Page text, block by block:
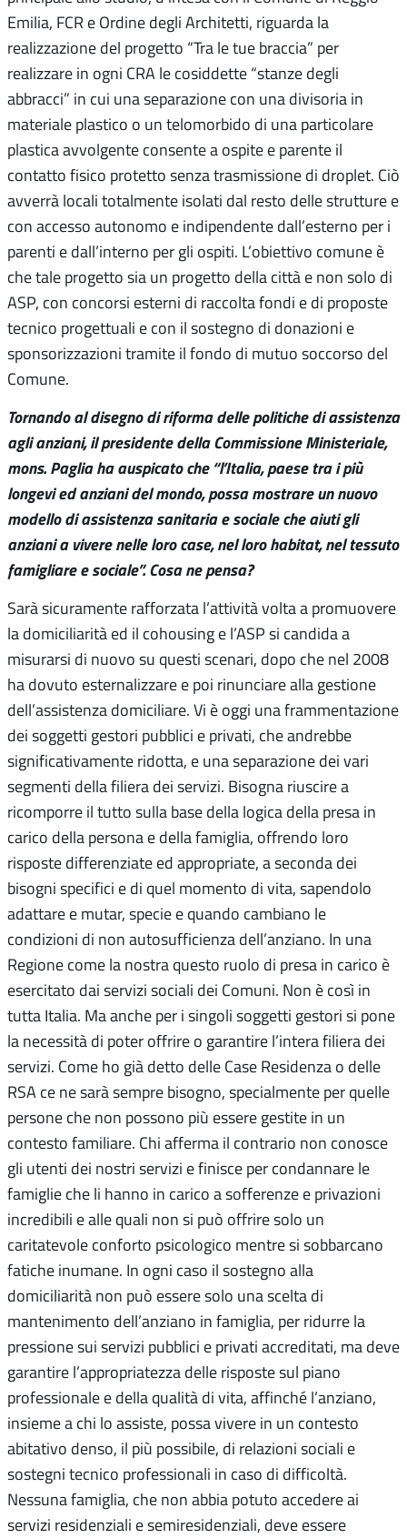
Emilia, FCR e Ordine degli Architetti, riguarda la
realizzazione del progetto “Tra le tue braccia” per
realizzare in ogni CRA le cosiddette “stanze degli
abbracci” in cui una separazione con una divisoria in
materiale plastico o un telomorbido di una particolare
plastica avvolgente consente a ospite e parente il
contatto fisico protetto senza trasmissione di droplet. Ciò
avverrà locali totalmente isolati dal resto delle strutture e
con accesso autonomo e indipendente dall’esterno per i
parenti e dall’interno per gli ospiti. L’obiettivo comune è
che tale progetto sia un progetto della città e non solo di
ASP, con concorsi esterni di raccolta fondi e di proposte
tecnico progettuali e con il sostegno di donazioni e
sponsorizzazioni tramite il fondo di mutuo soccorso del
Comune.
Tornando al disegno di riforma delle politiche di assistenza
agli anziani, il presidente della Commissione Ministeriale,
mons. Paglia ha auspicato che “l’Italia, paese tra i più
longevi ed anziani del mondo, possa mostrare un nuovo
modello di assistenza sanitaria e sociale che aiuti gli
anziani a vivere nelle loro case, nel loro habitat, nel tessuto
famigliare e sociale”. Cosa ne pensa?
Sarà sicuramente rafforzata l’attività volta a promuovere
la domiciliarità ed il cohousing e l’ASP si candida a
misurarsi di nuovo su questi scenari, dopo che nel 2008
ha dovuto esternalizzare e poi rinunciare alla gestione
dell’assistenza domiciliare. Vi è oggi una frammentazione
dei soggetti gestori pubblici e privati, che andrebbe
significativamente ridotta, e una separazione dei vari
segmenti della filiera dei servizi. Bisogna riuscire a
ricomporre il tutto sulla base della logica della presa in
carico della persona e della famiglia, offrendo loro
risposte differenziate ed appropriate, a seconda dei
bisogni specifici e di quel momento di vita, sapendolo
adattare e mutar, specie e quando cambiano le
condizioni di non autosufficienza dell’anziano. In una
Regione come la nostra questo ruolo di presa in carico è
esercitato dai servizi sociali dei Comuni. Non è così in
tutta Italia. Ma anche per i singoli soggetti gestori si pone
la necessità di poter offrire o garantire l’intera filiera dei
servizi. Come ho già detto delle Case Residenza o delle
RSA ce ne sarà sempre bisogno, specialmente per quelle
persone che non possono più essere gestite in un
contesto familiare. Chi afferma il contrario non conosce
gli utenti dei nostri servizi e finisce per condannare le
famiglie che li hanno in carico a sofferenze e privazioni
incredibili e alle quali non si può offrire solo un
caritatevole conforto psicologico mentre si sobbarcano
fatiche inumane. In ogni caso il sostegno alla
domiciliarità non può essere solo una scelta di
mantenimento dell’anziano in famiglia, per ridurre la
pressione sui servizi pubblici e privati accreditati, ma deve
garantire l’appropriatezza delle risposte sul piano
professionale e della qualità di vita, affinché l’anziano,
insieme a chi lo assiste, possa vivere in un contesto
abitativo denso, il più possibile, di relazioni sociali e
sostegni tecnico professionali in caso di difficoltà.
Nessuna famiglia, che non abbia potuto accedere ai
servizi residenziali e semiresidenziali, deve essere